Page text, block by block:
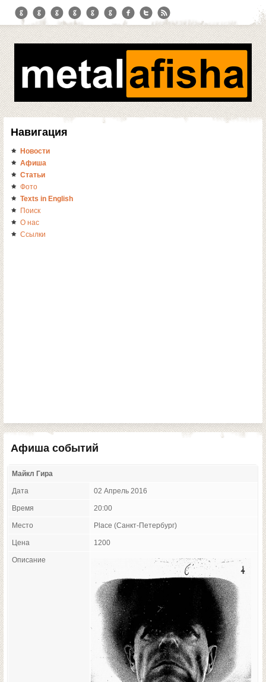
Навигация
Новости
Афиша
Статьи
Фото
Texts in English
Поиск
О нас
Ссылки
Афиша событий
Майкл Гира
Дата 02 Апрель 2016
Время 20:00
Место Place (Санкт-Петербург)
Цена 1200
Описание